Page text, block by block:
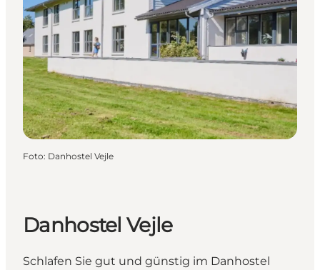
Foto: Danhostel Vejle
Danhostel Vejle
Schlafen Sie gut und günstig im Danhostel